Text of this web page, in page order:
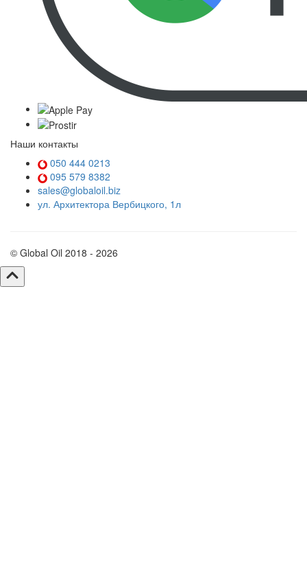
Наши контакты
050 444 0213
095 579 8382
sales@globaloil.biz
ул. Архитектора Вербицкого, 1л
© Global Oil 2018 - 2026